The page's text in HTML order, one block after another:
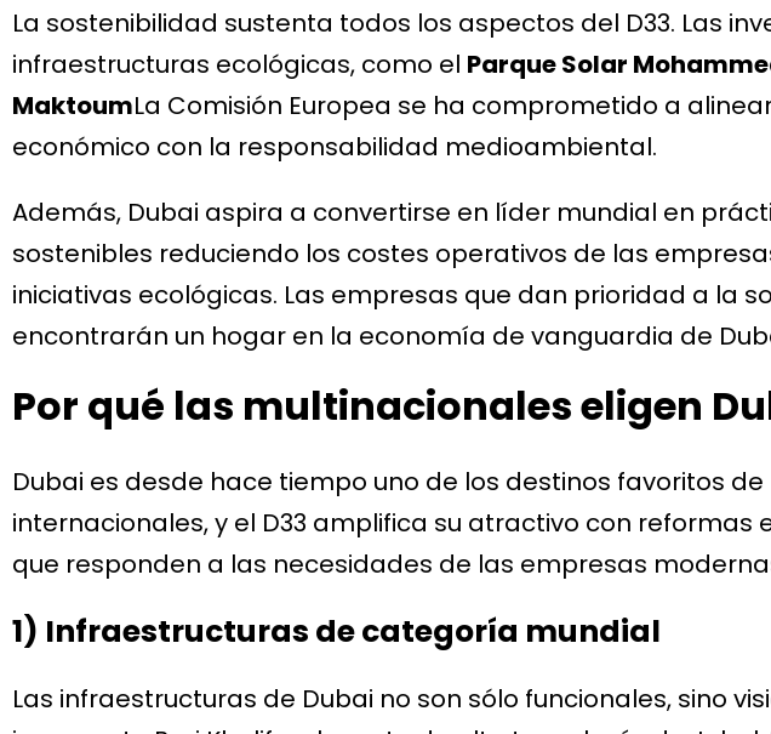
La sostenibilidad sustenta todos los aspectos del D33. Las
infraestructuras ecológicas, como el Parque Solar
MaktoumLa Comisión Europea se ha comprometido a
económico con la responsabilidad medioambiental.
Además, Dubai aspira a convertirse en líder mundial en
sostenibles reduciendo los costes operativos de las
iniciativas ecológicas. Las empresas que dan prioridad a la
encontrarán un hogar en la economía de vanguardia de
Por qué las multinacionales eligen
Dubai es desde hace tiempo uno de los destinos favoritos
internacionales, y el D33 amplifica su atractivo con reformas
que responden a las necesidades de las empresas
1) Infraestructuras de categoría mundial
Las infraestructuras de Dubai no son sólo funcionales, sino